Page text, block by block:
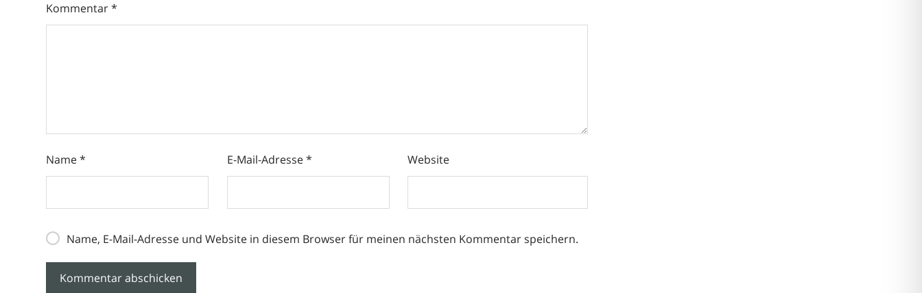
Kommentar*
Name* E-Mail-Adresse* Website
Name, E-Mail-Adresse und Website in diesem Browser für meinen nächsten Kommentar speichern.